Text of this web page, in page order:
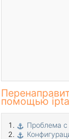
помощью
Проблема с